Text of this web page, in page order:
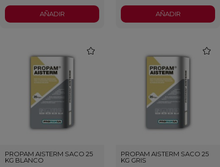
AÑADIR AÑADIR
PROPAM AISTERM SACO 25
KG BLANCO
PROPAM AISTERM SACO 25
KG GRIS